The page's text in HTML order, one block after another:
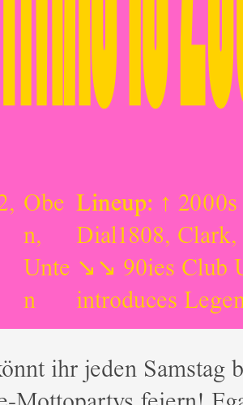
Obe
n,
Unte
n
Lineup: ↑
Dial1808,
↘↘ 90ies Club
introduces
ihr jeden Samstag